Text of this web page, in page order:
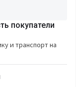
покупатели
и транспорт на